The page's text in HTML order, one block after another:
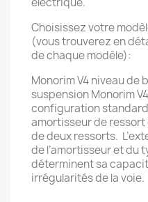
Choisissez votre
(vous trouverez en
de chaque modèle):
Monorim V4 niveau de
suspension Monorim
configuration standard
amortisseur de ressort
de deux ressorts.
de l’amortisseur et du
déterminent sa
irrégularités de la voie.